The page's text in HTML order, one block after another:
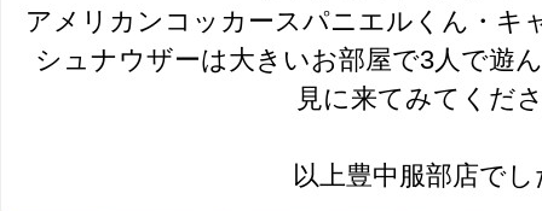
アメリカンコッカースパニエルくん・キ
シュナウザーは大きいお部屋で3人で遊
見に来てみてくだ
以上豊中服部店で